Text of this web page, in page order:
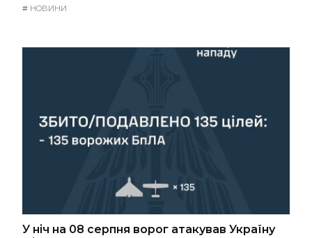
# НОВИНИ
У ніч на 08 серпня ворог атакував Україну